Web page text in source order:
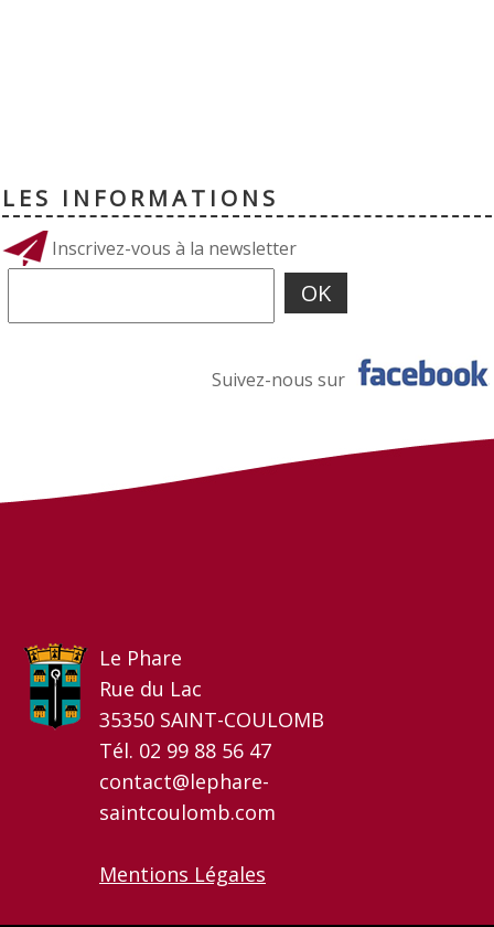
LES INFORMATIONS
Inscrivez-vous à la newsletter
Suivez-nous sur
Le Phare
Rue du Lac
35350 SAINT-COULOMB
Tél. 02 99 88 56 47
contact@lephare-
saintcoulomb.com
Mentions Légales